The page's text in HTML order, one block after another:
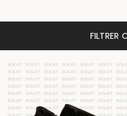
FILTRER